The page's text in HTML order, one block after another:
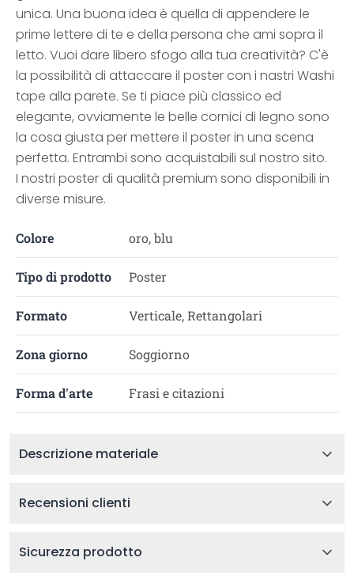
unica. Una buona idea è quella di appendere le
prime lettere di te e della persona che ami sopra il
letto. Vuoi dare libero sfogo alla tua creatività? C'è
la possibilità di attaccare il poster con i nastri Washi
tape alla parete. Se ti piace più classico ed
elegante, ovviamente le belle cornici di legno sono
la cosa giusta per mettere il poster in una scena
perfetta. Entrambi sono acquistabili sul nostro sito.
I nostri poster di qualità premium sono disponibili in
diverse misure.
Colore oro, blu
Tipo di prodotto Poster
Formato Verticale, Rettangolari
Zona giorno Soggiorno
Forma d'arte Frasi e citazioni
Descrizione materiale
Recensioni clienti
Sicurezza prodotto